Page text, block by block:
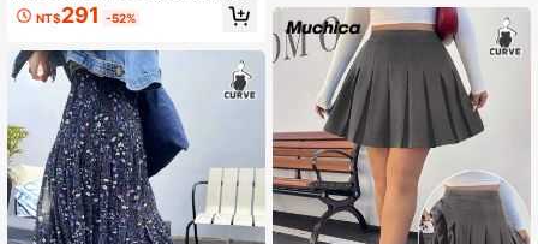
腰紧身连衣裙办公室工作服专业黑色
铅笔裙形式试穿商务休闲晚会装
NT$291 -52%
季必备